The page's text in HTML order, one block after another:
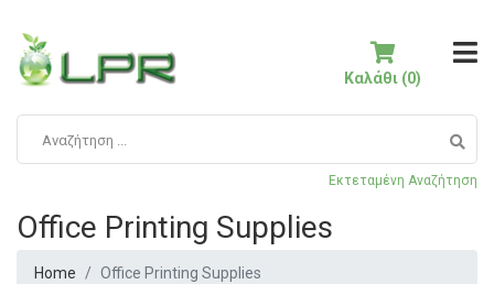
Εκτεταμένη Αναζήτηση
Καλάθι (0)
Office Printing Supplies
Home Office Printing Supplies